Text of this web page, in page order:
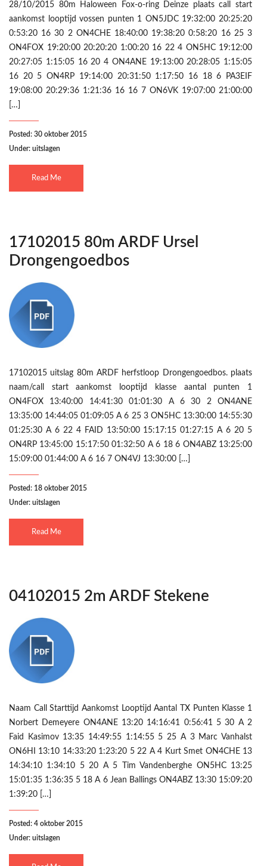
28/10/2015 80m Haloween Fox-o-ring Deinze plaats call start
aankomst looptijd vossen punten 1 ON5JDC 19:32:00 20:25:20
0:53:20 16 30 2 ON4CHE 18:40:00 19:38:20 0:58:20 16 25 3
ON4FOX 19:20:00 20:20:20 1:00:20 16 22 4 ON5HC 19:12:00
20:27:05 1:15:05 16 20 4 ON4ANE 19:13:00 20:28:05 1:15:05
16 20 5 ON4RP 19:14:00 20:31:50 1:17:50 16 18 6 PA3EIF
19:08:00 20:29:36 1:21:36 16 16 7 ON6VK 19:07:00 21:00:00
[…]
Posted: 30 oktober 2015
Under: uitslagen
Read Me
17102015 80m ARDF Ursel
Drongengoedbos
17102015 uitslag 80m ARDF herfstloop Drongengoedbos. plaats
naam/call start aankomst looptijd klasse aantal punten 1
ON4FOX 13:40:00 14:41:30 01:01:30 A 6 30 2 ON4ANE
13:35:00 14:44:05 01:09:05 A 6 25 3 ON5HC 13:30:00 14:55:30
01:25:30 A 6 22 4 FAID 13:50:00 15:17:15 01:27:15 A 6 20 5
ON4RP 13:45:00 15:17:50 01:32:50 A 6 18 6 ON4ABZ 13:25:00
15:09:00 01:44:00 A 6 16 7 ON4VJ 13:30:00 […]
Posted: 18 oktober 2015
Under: uitslagen
Read Me
04102015 2m ARDF Stekene
Naam Call Starttijd Aankomst Looptijd Aantal TX Punten Klasse 1
Norbert Demeyere ON4ANE 13:20 14:16:41 0:56:41 5 30 A 2
Faid Kasimov 13:35 14:49:55 1:14:55 5 25 A 3 Marc Vanhalst
ON6HI 13:10 14:33:20 1:23:20 5 22 A 4 Kurt Smet ON4CHE 13
14:34:10 1:34:10 5 20 A 5 Tim Vandenberghe ON5HC 13:25
15:01:35 1:36:35 5 18 A 6 Jean Ballings ON4ABZ 13:30 15:09:20
1:39:20 […]
Posted: 4 oktober 2015
Under: uitslagen